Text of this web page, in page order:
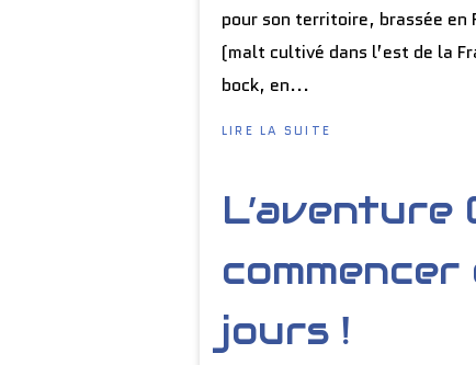
pour son territoire, brassée
(malt cultivé dans l’est de la
bock, en...
LIRE LA SUITE
L’aventure
jours !